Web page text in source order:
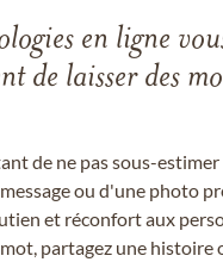
en ligne
de laisser des
de ne pas sous-
ou d'une photo
et réconfort aux
partagez une histoire